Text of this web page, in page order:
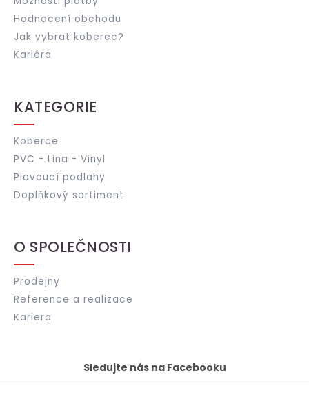
Hodnocení obchodu
Jak vybrat koberec?
Kariéra
KATEGORIE
Koberce
PVC - Lina - Vinyl
Plovoucí podlahy
Doplňkový sortiment
O SPOLEČNOSTI
Prodejny
Reference a realizace
Kariera
Sledujte nás na Facebooku